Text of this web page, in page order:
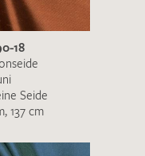
18
Seide
137 cm